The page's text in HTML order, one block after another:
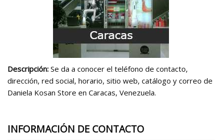
Descripción: Se da a conocer el teléfono de contacto,
dirección, red social, horario, sitio web, catálogo y correo de
Daniela Kosan Store en Caracas, Venezuela.
INFORMACIÓN DE CONTACTO